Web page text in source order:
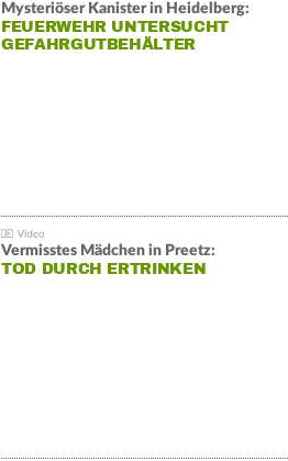
Mysteriöser Kanister in Heidelberg:
FEUERWEHR UNTERSUCHT
GEFAHRGUTBEHÄLTER
Vermisstes Mädchen in Preetz:
TOD DURCH ERTRINKEN